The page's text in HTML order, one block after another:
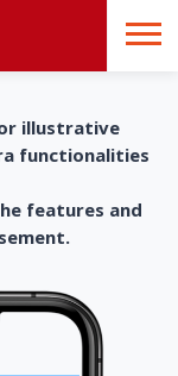
illustrative
functionalities
features and